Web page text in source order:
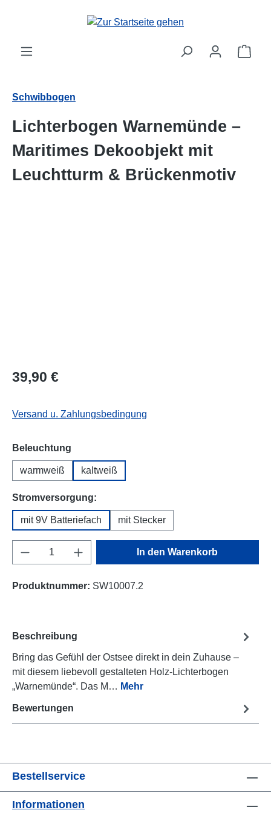
Schwibbogen
Lichterbogen Warnemünde –
Maritimes Dekoobjekt mit
Leuchtturm & Brückenmotiv
39,90 €
Versand u. Zahlungsbedingung
Beleuchtung
warmweiß kaltweiß
Stromversorgung:
mit 9V Batteriefach mit Stecker
Produkt Anzahl: Gib den gewünschten
In den Warenkorb
Produktnummer: SW10007.2
Beschreibung
Bring das Gefühl der Ostsee direkt in dein Zuhause –
mit diesem liebevoll gestalteten Holz-Lichterbogen
„Warnemünde“. Das M… Mehr
Bewertungen
Bestellservice
Informationen